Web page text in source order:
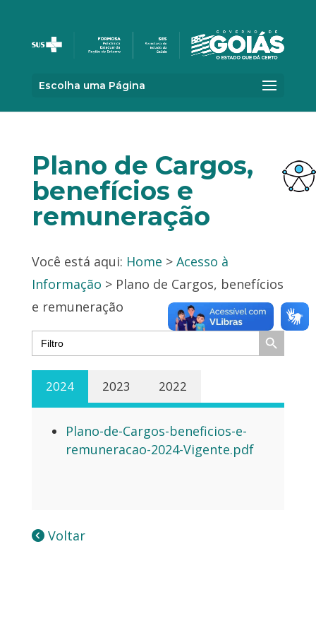
Escolha uma Página
Plano de Cargos,
benefícios e
remuneração
Você está aqui: Home > Acesso à
Informação > Plano de Cargos, benefícios
e remuneração
Search
for:
Search Button
2024 2023 2022
Plano-de-Cargos-beneficios-e-
remuneracao-2024-Vigente.pdf
Voltar